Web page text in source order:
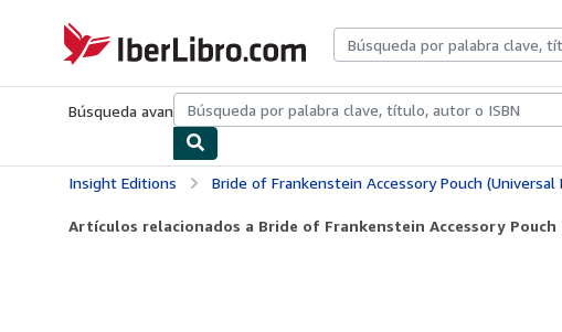
IberLibro.com
Búsqueda avanzadaColecciones Libros antiguosArte y coleccionismo
Insight Editions Bride of Frankenstein Accessory Pouch (Universal
Artículos relacionados a Bride of Frankenstein Accessory Pouch